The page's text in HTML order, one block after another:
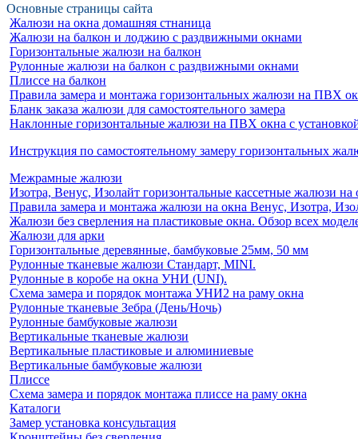
Основные страницы сайта
Жалюзи на окна домашняя стнаница
Жалюзи на балкон и лоджию c раздвижными окнами
Горизонтальные жалюзи на балкон
Рулонные жалюзи на балкон с раздвижными окнами
Плиссе на балкон
Правила замера и монтажа горизонтальных жалюзи на ПВХ
Бланк заказа жалюзи для самостоятельного замера
Наклонные горизонтальные жалюзи на ПВХ окна с
Инструкция по самостоятельному замеру горизонтальных
Межрамные жалюзи
Изотра, Венус, Изолайт горизонтальные кассетные жалюзи на
Правила замера и монтажа жалюзи на окна Венус, Изотра,
Жалюзи без сверления на пластиковые окна. Обзор всех
Жалюзи для арки
Горизонтальные деревянные, бамбуковые 25мм, 50 мм
Рулонные тканевые жалюзи Стандарт, MINI.
Рулонные в коробе на окна УНИ (UNI).
Схема замера и порядок монтажа УНИ2 на раму окна
Рулонные тканевые Зебра (День/Ночь)
Рулонные бамбуковые жалюзи
Вертикальные тканевые жалюзи
Вертикальные пластиковые и алюминиевые
Вертикальные бамбуковые жалюзи
Плиссе
Схема замера и порядок монтажа плиссе на раму окна
Каталоги
Замер установка консультация